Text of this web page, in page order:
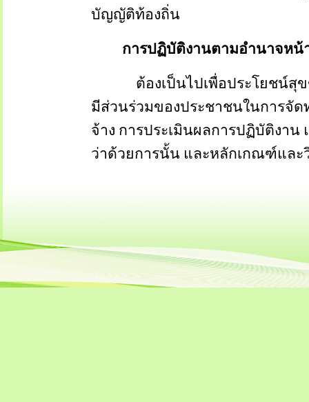
บัญญัติท้องถิ่น
การปฏิบัติงานตามอำนาจหน้า
ต้องเป็นไปเพื่อประโยชน์สุขขอ
มีส่วนร่วมของประชาชนในการจั
จ้าง การประเมินผลการปฏิบัติงา
ว่าด้วยการนั้น และหลักเกณฑ์และ